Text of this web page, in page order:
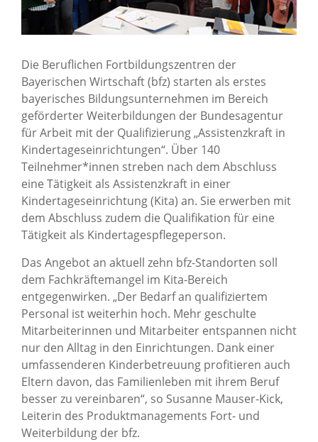
Die Beruflichen Fortbildungszentren der
Bayerischen Wirtschaft (bfz) starten als erstes
bayerisches Bildungsunternehmen im Bereich
geförderter Weiterbildungen der Bundesagentur
für Arbeit mit der Qualifizierung „Assistenzkraft in
Kindertageseinrichtungen“. Über 140
Teilnehmer*innen streben nach dem Abschluss
eine Tätigkeit als Assistenzkraft in einer
Kindertageseinrichtung (Kita) an. Sie erwerben mit
dem Abschluss zudem die Qualifikation für eine
Tätigkeit als Kindertagespflegeperson.
Das Angebot an aktuell zehn bfz-Standorten soll
dem Fachkräftemangel im Kita-Bereich
entgegenwirken. „Der Bedarf an qualifiziertem
Personal ist weiterhin hoch. Mehr geschulte
Mitarbeiterinnen und Mitarbeiter entspannen nicht
nur den Alltag in den Einrichtungen. Dank einer
umfassenderen Kinderbetreuung profitieren auch
Eltern davon, das Familienleben mit ihrem Beruf
besser zu vereinbaren“, so Susanne Mauser-Kick,
Leiterin des Produktmanagements Fort- und
Weiterbildung der bfz.